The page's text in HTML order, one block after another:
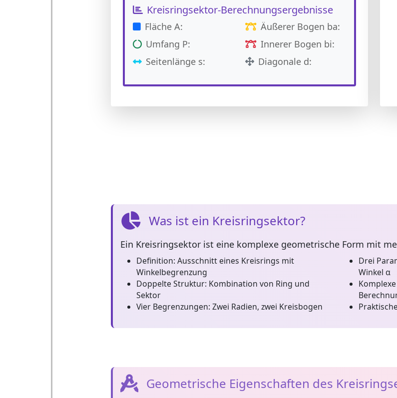
Kreisringsektor-Berechnungsergebnisse
Fläche A:
Umfang P:
Seitenlänge s:
Äußerer Bogen ba:
Innerer Bogen bi:
Diagonale d:
Was ist ein Kreisringsektor?
Ein Kreisringsektorist eine komplexe geometrische Form mit
Definition: Ausschnitt eines Kreisrings mit
Winkelbegrenzung
Doppelte Struktur: Kombination von Ring und
Sektor
Vier Begrenzungen: Zwei Radien, zwei Kreisbogen
Drei
Winkel α
Geometrische Eigenschaften des